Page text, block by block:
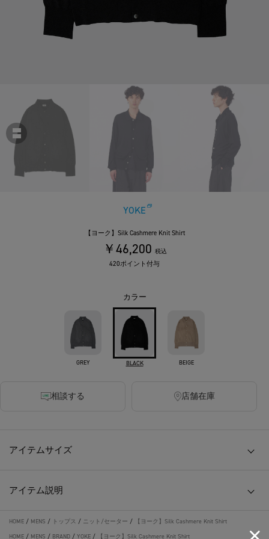
YOKE
【ヨーク】Silk Cashmere Knit Shirt
￥46,200 税込
420ポイント付与
カラー
GREY BLACK BEIGE
相談する 店舗在庫
アイテムサイズ
アイテム説明
HOME / MENS / トップス / ニット/セーター /
【ヨーク】Silk Cashmere Knit Shirt
HOME / MENS / BRAND / YOKE / 【ヨーク】Silk Cashmere Knit Shirt